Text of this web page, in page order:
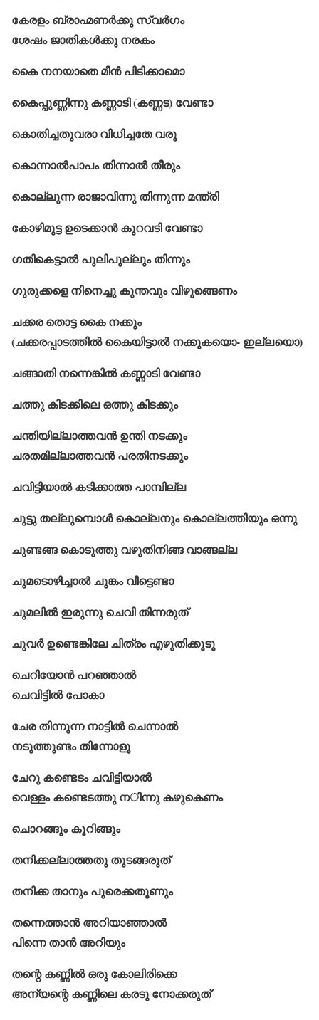
കേരളം ബ്രാഹ്മണര്‍ക്കു സ്വര്‍ഗം
ശേഷം ജാതികൾക്കു നരകം
കൈ നനയാതെ മീൻ പിടിക്കാമൊ
കൈപ്പുണ്ണിന്നു കണ്ണാടി (കണ്ണട) വേണ്ടാ
കൊതിച്ചതുവരാ വിധിച്ചതേ വരൂ
കൊന്നാൽപാപം തിന്നാൽ തീരും
കൊല്ലുന്ന രാജാവിന്നു തിന്നുന്ന മന്ത്രി
കോഴിമുട്ട ഉടെക്കാൻ കുറവടി വേണ്ടാ
ഗതികെട്ടാൽ പുലിപുല്ലും തിന്നും
ഗുരുക്കളെ നിനെച്ചു കുന്തവും വിഴുങ്ങെണം
ചക്കര തൊട്ട കൈ നക്കും
(ചക്കരപ്പാടത്തിൽ കൈയിട്ടാൽ നക്കുകയൊ- ഇല്ലയൊ)
ചങ്ങാതി നന്നെങ്കിൽ കണ്ണാടി വേണ്ടാ
ചത്തു കിടക്കിലെ ഒത്തു കിടക്കും
ചന്തിയില്ലാത്തവൻ ഉന്തി നടക്കും
ചരതമില്ലാത്തവൻ പരതിനടക്കും
ചവിട്ടിയാൽ കടിക്കാത്ത പാമ്പില്ല
ചുട്ടു തല്ലുമ്പൊൾ കൊല്ലനും കൊല്ലത്തിയും ഒന്നു
ചുണ്ടങ്ങ കൊടുത്തു വഴുതിനിങ്ങ വാങ്ങല്ല
ചുമടൊഴിച്ചാൽ ചുങ്കം വീട്ടെണ്ടാ
ചുമലിൽ ഇരുന്നു ചെവി തിന്നരുത്
ചുവർ ഉണ്ടെങ്കിലേ ചിത്രം എഴുതിക്കൂടൂ
ചെറിയോൻ പറഞ്ഞാൽ
ചെവിട്ടിൽ പോകാ
ചേര തിന്നുന്ന നാട്ടിൽ ചെന്നാൽ
നടുത്തുണ്ടം തിന്നോളൂ
ചേറു കണ്ടെടം ചവിട്ടിയാൽ
വെള്ളം കണ്ടെടത്തു നിന്നു കഴുകെണം
ചൊറങ്ങും കൂറിങ്ങും
തനിക്കല്ലാത്തതു തുടങ്ങരുത്
തനിക്ക താനും പുരെക്കതൂണും
തന്നെത്താൻ അറിയാഞ്ഞാൽ
പിന്നെ താൻ അറിയും
തന്റെ കണ്ണിൽ ഒരു കോലിരിക്കെ
അന്യന്റെ കണ്ണിലെ കരടു നോക്കരുത്